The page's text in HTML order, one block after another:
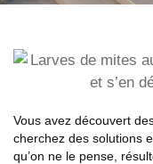
Vous avez découvert
cherchez des solutions
qu’on ne le pense,